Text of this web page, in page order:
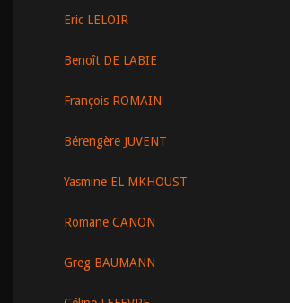
Eric LELOIR
Benoît DE LABIE
François ROMAIN
Bérengère JUVENT
Yasmine EL MKHOUST
Romane CANON
Greg BAUMANN